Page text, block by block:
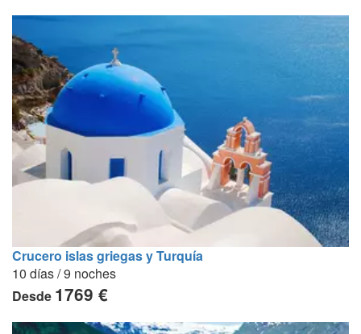
Crucero islas griegas y Turquía
10 días / 9 noches
Desde 1769 €